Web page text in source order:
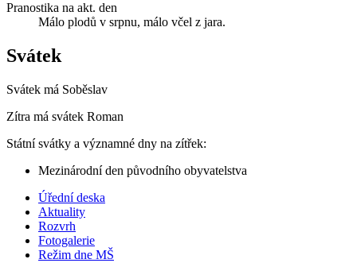
Pranostika na akt. den
Málo plodů v srpnu, málo včel z jara.
Svátek
Svátek má Soběslav
Zítra má svátek Roman
Státní svátky a významné dny na zítřek:
Mezinárodní den původního obyvatelstva
Úřední deska
Aktuality
Rozvrh
Fotogalerie
Režim dne MŠ